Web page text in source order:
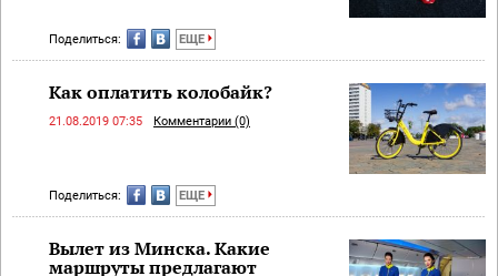
Поделиться: ЕЩЕ
Как оплатить колобайк?
21.08.2019 07:35 Комментарии (0)
Поделиться: ЕЩЕ
Вылет из Минска. Какие
маршруты предлагают